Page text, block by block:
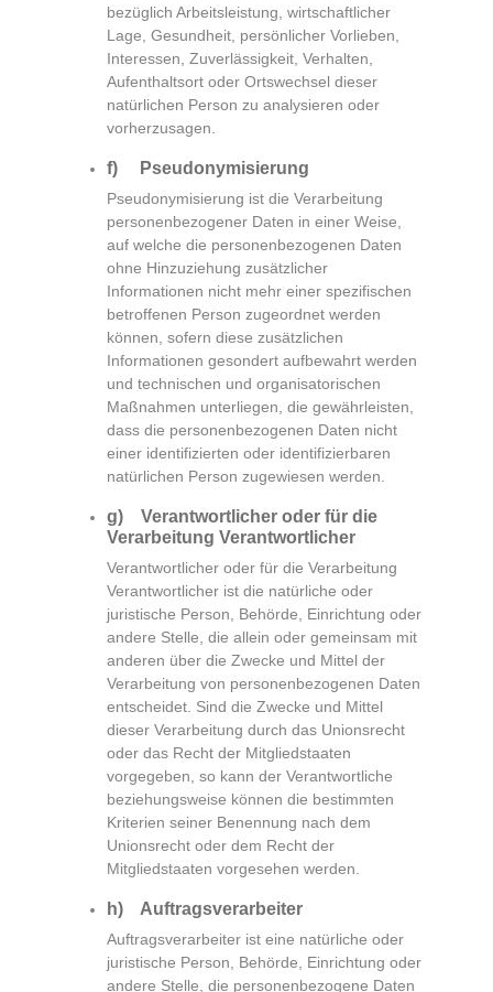
bezüglich Arbeitsleistung, wirtschaftlicher
Lage, Gesundheit, persönlicher Vorlieben,
Interessen, Zuverlässigkeit, Verhalten,
Aufenthaltsort oder Ortswechsel dieser
natürlichen Person zu analysieren oder
vorherzusagen.
f) Pseudonymisierung
Pseudonymisierung ist die Verarbeitung
personenbezogener Daten in einer Weise,
auf welche die personenbezogenen Daten
ohne Hinzuziehung zusätzlicher
Informationen nicht mehr einer spezifischen
betroffenen Person zugeordnet werden
können, sofern diese zusätzlichen
Informationen gesondert aufbewahrt werden
und technischen und organisatorischen
Maßnahmen unterliegen, die gewährleisten,
dass die personenbezogenen Daten nicht
einer identifizierten oder identifizierbaren
natürlichen Person zugewiesen werden.
g) Verantwortlicher oder für die
Verarbeitung Verantwortlicher
Verantwortlicher oder für die Verarbeitung
Verantwortlicher ist die natürliche oder
juristische Person, Behörde, Einrichtung oder
andere Stelle, die allein oder gemeinsam mit
anderen über die Zwecke und Mittel der
Verarbeitung von personenbezogenen Daten
entscheidet. Sind die Zwecke und Mittel
dieser Verarbeitung durch das Unionsrecht
oder das Recht der Mitgliedstaaten
vorgegeben, so kann der Verantwortliche
beziehungsweise können die bestimmten
Kriterien seiner Benennung nach dem
Unionsrecht oder dem Recht der
Mitgliedstaaten vorgesehen werden.
h) Auftragsverarbeiter
Auftragsverarbeiter ist eine natürliche oder
juristische Person, Behörde, Einrichtung oder
andere Stelle, die personenbezogene Daten